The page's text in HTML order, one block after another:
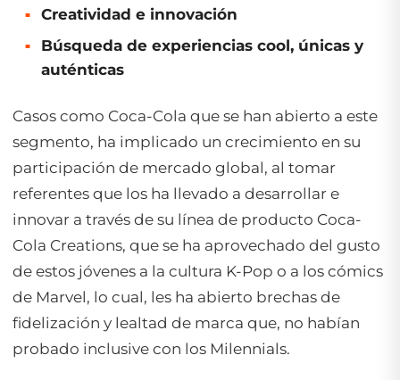
Creatividad e innovación
Búsqueda de experiencias cool, únicas y
auténticas
Casos como Coca-Cola que se han abierto a este
segmento, ha implicado un crecimiento en su
participación de mercado global, al tomar
referentes que los ha llevado a desarrollar e
innovar a través de su línea de producto Coca-
Cola Creations, que se ha aprovechado del gusto
de estos jóvenes a la cultura K-Pop o a los cómics
de Marvel, lo cual, les ha abierto brechas de
fidelización y lealtad de marca que, no habían
probado inclusive con los Milennials.